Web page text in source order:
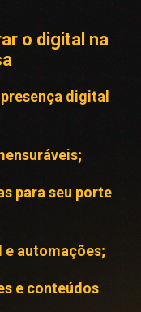
o digital na
digital
para seu porte
e automações;
e conteúdos